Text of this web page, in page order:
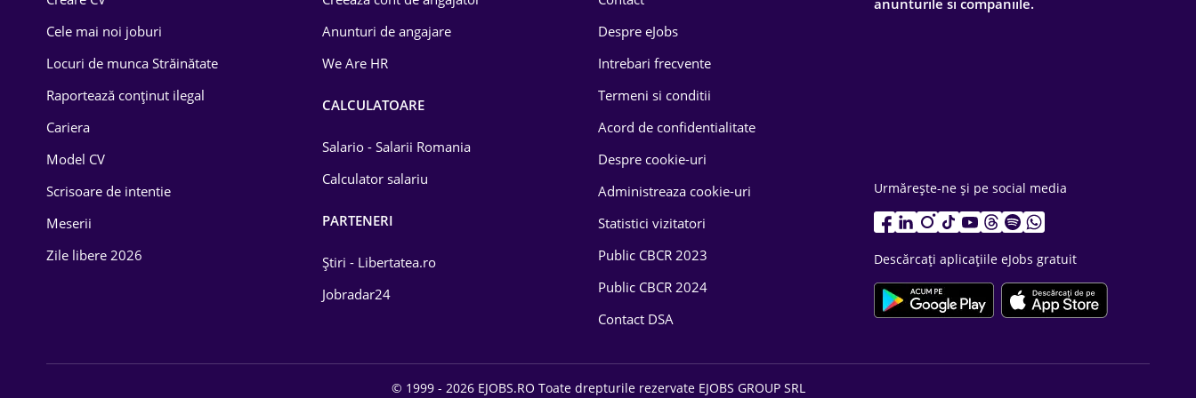
Drept
Educație / Training
Energetică
Farma
Cele mai noi joburi
Locuri de munca Străinătate
Raportează conținut ilegal
Cariera
Model CV
Scrisoare de intentie
Meserii
Zile libere 2026
Anunturi de angajare
We Are HR
CALCULATOARE
Salario - Salarii Romania
Calculator salariu
PARTENERI
Știri - Libertatea.ro
Jobradar24
Despre eJobs
Intrebari frecvente
Termeni si conditii
Acord de confidentialitate
Despre cookie-uri
Administreaza cookie-uri
Statistici vizitatori
Public CBCR 2023
Public CBCR 2024
Contact DSA
anunturile si companiile.
Urmărește-ne și pe social media
Descărcați aplicațiile eJobs gratuit
© 1999 - 2026 EJOBS.RO Toate drepturile rezervate EJOBS GROUP SRL